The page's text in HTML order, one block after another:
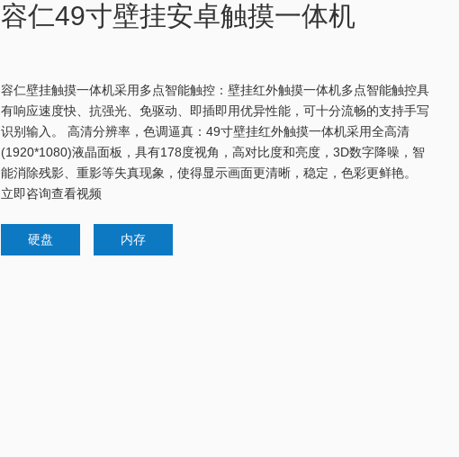
容仁49寸壁挂安卓触摸一体机
容仁壁挂触摸一体机采用多点智能触控：壁挂红外触摸一体机多点智能触控具
有响应速度快、抗强光、免驱动、即插即用优异性能，可十分流畅的支持手写
识别输入。 高清分辨率，色调逼真：49寸壁挂红外触摸一体机采用全高清
(1920*1080)液晶面板，具有178度视角，高对比度和亮度，3D数字降噪，智
能消除残影、重影等失真现象，使得显示画面更清晰，稳定，色彩更鲜艳。
立即咨询查看视频
硬盘 内存